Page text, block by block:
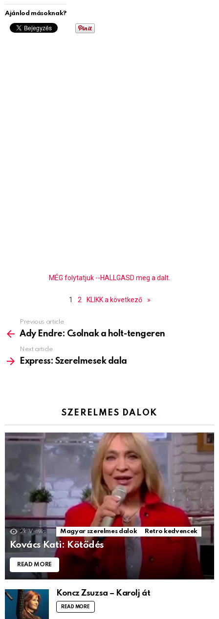
Ajánlod másoknak?
MÉG folytatjuk --HALLGASD meg a dalt.
1 2 KLIKK a következő »
more
Previous article
Ady Endre: Csolnak a holt-tengeren
Next article
Express: Szerelmesek dala
SZERELMES DALOK
2k Views Magyar szerelmes dalok Retro kedvencek
Kovács Kati: Kötődés
READ MORE
Koncz Zsuzsa – Karolj át
READ MORE